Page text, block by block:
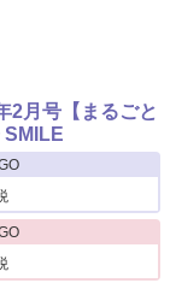
月号【まるごと
SMILE